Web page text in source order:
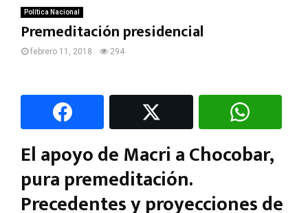
MENU
Política Nacional
Premeditación presidencial
febrero 11, 2018 294
El apoyo de Macri a Chocobar,
pura premeditación.
Precedentes y proyecciones de